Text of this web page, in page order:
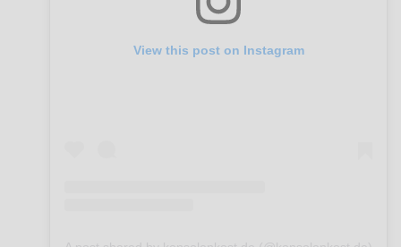
View this post on Instagram